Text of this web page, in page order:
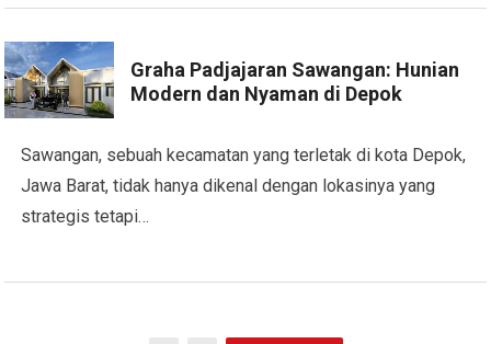
Graha Padjajaran Sawangan: Hunian
Modern dan Nyaman di Depok
Sawangan, sebuah kecamatan yang terletak di kota Depok,
Jawa Barat, tidak hanya dikenal dengan lokasinya yang
strategis tetapi…